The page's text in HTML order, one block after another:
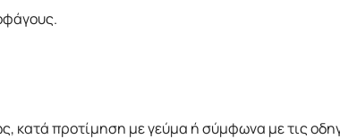
κατά προτίμηση με γεύμα ή σύμφωνα με τις